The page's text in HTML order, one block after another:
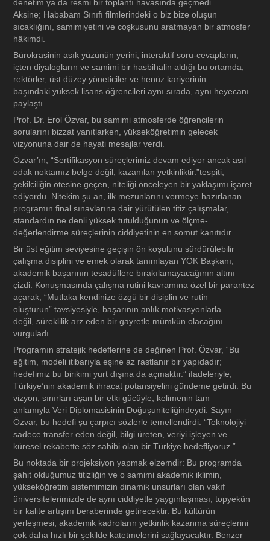
denetim ya da resmi bir toplantı havasında geçmedi.
Aksine; Hababam Sınıfı filmlerindeki o biz bize oluşun
sıcaklığını, samimiyetini ve coşkusunu aratmayan bir atmosfer
hâkimdi.
Bürokrasinin asık yüzünün yerini, interaktif soru-cevapların,
içten diyalogların ve samimi bir hasbihalin aldığı bu ortamda;
rektörler, üst düzey yöneticiler ve henüz kariyerinin
başındaki yüksek lisans öğrencileri aynı sırada, aynı heyecanı
paylaştı.
Prof. Dr. Erol Özvar, bu samimi atmosferde öğrencilerin
sorularını bizzat yanıtlarken, yükseköğretimin gelecek
vizyonuna dair de hayati mesajlar verdi.
Özvar’ın, “Sertifikasyon süreçlerimiz devam ediyor ancak asıl
odak noktamız belge değil, kazanılan yetkinliktir.”tespiti;
şekilciliğin ötesine geçen, niteliği önceleyen bir yaklaşımı işaret
ediyordu. Nitekim şu an, ilk mezunlarını vermeye hazırlanan
programın final sınavlarına dair yürütülen titiz çalışmalar,
standardın ne denli yüksek tutulduğunun ve ölçme-
değerlendirme süreçlerinin ciddiyetinin en somut kanıtıdır.
Bir üst eğitim seviyesine geçişin ön koşulunu sürdürülebilir
çalışma disiplini ve emek olarak tanımlayan YÖK Başkanı,
akademik başarının tesadüflere bırakılamayacağının altını
çizdi. Konuşmasında çalışma rutini kavramına özel bir parantez
açarak, “Mutlaka kendinize özgü bir disiplin ve rutin
oluşturun” tavsiyesiyle, başarının anlık motivasyonlarla
değil, süreklilik arz eden bir gayretle mümkün olacağını
vurguladı.
Programın stratejik hedeflerine de değinen Prof. Özvar, “Bu
eğitim, modeli itibarıyla eşine az rastlanır bir yapıdadır;
hedefimiz bu birikimi yurt dışına da açmaktır.” ifadeleriyle,
Türkiye’nin akademik ihracat potansiyelini gündeme getirdi. Bu
vizyon, sınırları aşan bir etki gücüyle, kelimenin tam
anlamıyla Veri Diplomasisinin Doğuşuniteliğindeydi. Sayın
Özvar, bu hedefi şu çarpıcı sözlerle temellendirdi: “Teknolojiyi
sadece transfer eden değil, bilgi üreten, veriyi işleyen ve
küresel rekabette söz sahibi olan bir Türkiye hedefliyoruz.”
Bu noktada bir projeksiyon yapmak elzemdir: Bu programda
şahit olduğumuz titizliğin ve o samimi akademik iklimin,
yükseköğretim sistemimizin dinamik unsurları olan vakıf
üniversitelerimizde de aynı ciddiyetle yaygınlaşması, topyekûn
bir kalite artışını beraberinde getirecektir. Bu kültürün
yerleşmesi, akademik kadroların yetkinlik kazanma süreçlerini
çok daha hızlı bir şekilde katetmelerini sağlayacaktır. Benzer